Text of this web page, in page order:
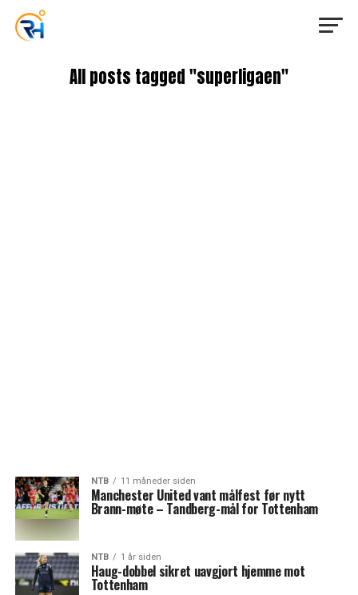
All posts tagged "superligaen"
NTB 11 måneder siden
Manchester United vant målfest før nytt
Brann-møte – Tandberg-mål for Tottenham
NTB 1 år siden
Haug-dobbel sikret uavgjort hjemme mot
Tottenham